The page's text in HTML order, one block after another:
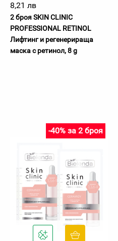
8,21 лв
2 броя SKIN CLINIC
PROFESSIONAL RETINOL
Лифтинг и регенерираща
маска с ретинол, 8 g
-40% за 2 броя